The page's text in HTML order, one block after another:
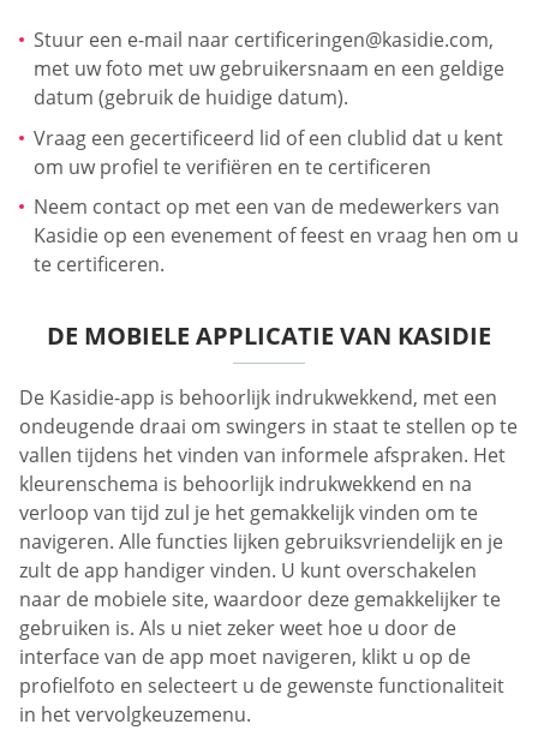
Stuur een e-mail naar certificeringen@kasidie.com,
met uw foto met uw gebruikersnaam en een geldige
datum (gebruik de huidige datum).
Vraag een gecertificeerd lid of een clublid dat u kent
om uw profiel te verifiëren en te certificeren
Neem contact op met een van de medewerkers van
Kasidie op een evenement of feest en vraag hen om u
te certificeren.
DE MOBIELE APPLICATIE VAN KASIDIE
De Kasidie-app is behoorlijk indrukwekkend, met een
ondeugende draai om swingers in staat te stellen op te
vallen tijdens het vinden van informele afspraken. Het
kleurenschema is behoorlijk indrukwekkend en na
verloop van tijd zul je het gemakkelijk vinden om te
navigeren. Alle functies lijken gebruiksvriendelijk en je
zult de app handiger vinden. U kunt overschakelen
naar de mobiele site, waardoor deze gemakkelijker te
gebruiken is. Als u niet zeker weet hoe u door de
interface van de app moet navigeren, klikt u op de
profielfoto en selecteert u de gewenste functionaliteit
in het vervolgkeuzemenu.